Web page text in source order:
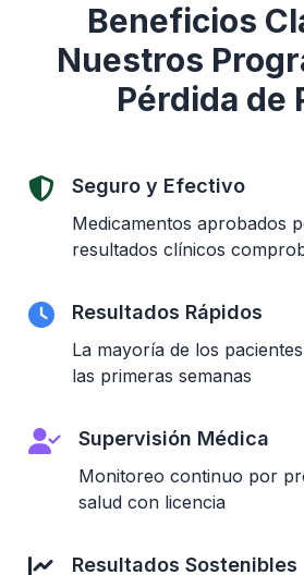
Beneficios
Nuestros
Pérdida de
Seguro y Efectivo
Medicamentos aprobados
resultados clínicos
Resultados Rápidos
La mayoría de los
las primeras semanas
Supervisión Médica
Monitoreo continuo por
salud con licencia
Resultados Sostenibles